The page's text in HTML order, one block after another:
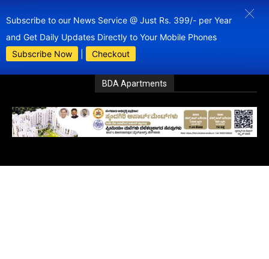
Subscribe to our News Service @ Just Rs. 399/- per Year
and Get Daily Updates Directly to Your Mobile Phones
Subscribe Now
Checkout
BDA Apartments